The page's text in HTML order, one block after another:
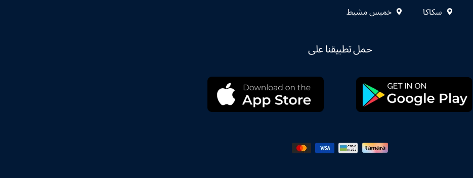
سكاكا خميس مشيط
حمل تطبيقنا على